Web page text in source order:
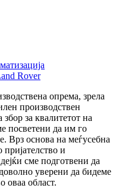
Rover
опрема, зрела
производствен
за квалитетот на
посветени да им го
Врз основа на меѓусебна
и
сме подготвени да
уверени да бидеме
оваа област.